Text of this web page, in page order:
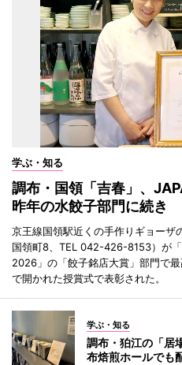
学ぶ・知る
調布・国領「吉春」、
昨年の水餃子部門に続き
京王線国領駅近くの手作りギョーザ
国領町8、TEL 042-426-8153）が
2026」の「餃子銘店大賞」部門で
で開かれた授賞式で表彰された。
学ぶ・知る
調布・狛江の「居
布焙煎ホールでも